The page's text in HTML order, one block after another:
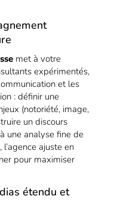
met à votre
expérimentés,
et les
: définir une
(notoriété, image,
un discours
une analyse fine de
ajuste en
pour maximiser
étendu et